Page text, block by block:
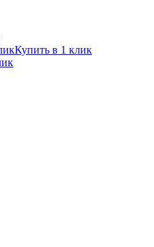
Купить в 1 клик